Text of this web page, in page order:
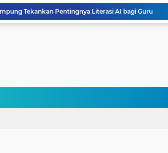
Tekankan Pentingnya Literasi AI bagi Guru